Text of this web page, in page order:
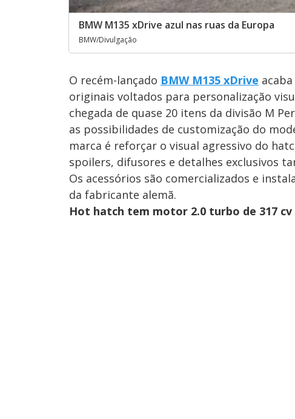
BMW M135 xDrive azul nas ruas da Europa
BMW/Divulgação
O recém-lançado BMW M135 xDrive
originais voltados para personalização
chegada de quase 20 itens da divisão M
as possibilidades de customização do
marca é reforçar o visual agressivo do
spoilers, difusores e detalhes exclusivos
Os acessórios são comercializados e
da fabricante alemã.
Hot hatch tem motor 2.0 turbo de 317 cv